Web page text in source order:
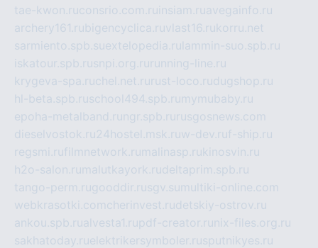
tae-kwon.ruconsrio.com.ru insiam.ruavegainfo.ru
archery161.rubigencyclica.ruvlast16.rukorru.net
sarmiento.spb.suextelopedia.ru lammin-suo.spb.ru
iskatour.spb.rusnpi.org.ru running-line.ru
krygeva-spa.ruchel.net.ru rust-loco.rudugshop.ru
hl-beta.spb.ruschool494.spb.ru mymubaby.ru
epoha-metalband.ru ngr.spb.ru rusgosnews.com
dieselvostok.ru24hostel.msk.ruw-dev.ruf-ship.ru
regsmi.rufilmnetwork.ru malinasp.rukinosvin.ru
h2o-salon.ru malutkayork.rudeltaprim.spb.ru
tango-perm.rugooddir.rusgv.su multiki-online.com
webkrasotki.comcherinvest.rudetskiy-ostrov.ru
ankou.spb.rualvesta1.rupdf-creator.ru nix-files.org.ru
sakhatoday.ruelektrikersymboler.rusputnikyes.ru